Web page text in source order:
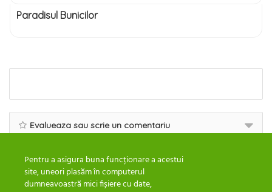
Paradisul Bunicilor
Evalueaza sau scrie un comentariu
Pentru a asigura buna funcționare a acestui
site, uneori plasăm în computerul
dumneavoastră mici fișiere cu date,